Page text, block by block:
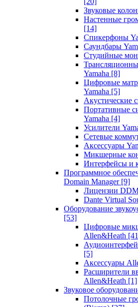
Звуковые
Настенные
[14]
Спикерфоны
Саундбары
Студийные
Yamaha [8]
Цифровые
Yamaha [5]
Акустические
Портативные
Yamaha [4]
Усилители
Сетевые
Аксессуары
Микшерные
Интерфейсы и
Программное
Domain Manager [9]
Лицензии
Dante Virtual
Оборудование
[53]
Цифровые
Allen&Heath
[5]
Аксессуары
Расширители
Allen&Heath [1]
Звуковое
Потолочные